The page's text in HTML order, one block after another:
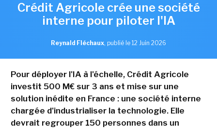
Crédit Agricole crée une société
interne pour piloter l'IA
Reynald Fléchaux, publié le 12 Juin 2026
Pour déployer l'IA à l'échelle, Crédit Agricole
investit 500 M€ sur 3 ans et mise sur une
solution inédite en France : une société interne
chargée d'industrialiser la technologie. Elle
devrait regrouper 150 personnes dans un